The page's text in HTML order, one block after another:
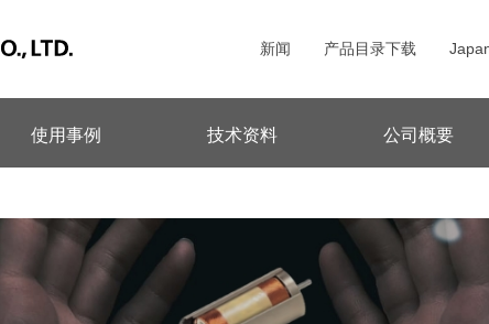
新闻 产品目录下载
使用事例 技术资料 公司概要